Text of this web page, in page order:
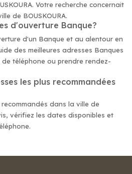
Votre recherche concernait
de BOUSKOURA.
d'ouverture Banque?
d'un Banque et au alentour en
des meilleures adresses Banques
de téléphone ou prendre rendez-
les plus recommandées
dans la ville de
vérifiez les dates disponibles et